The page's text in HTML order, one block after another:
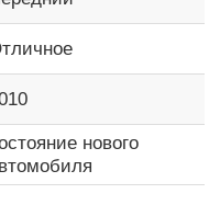
нового